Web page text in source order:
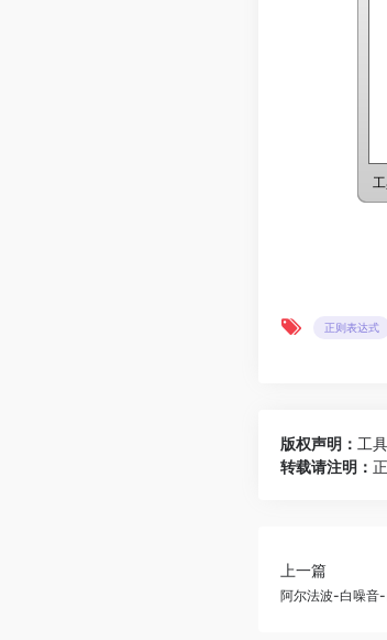
正则表达式
版权声明： 工
转载请注明：
上一篇
阿尔法波-白噪音